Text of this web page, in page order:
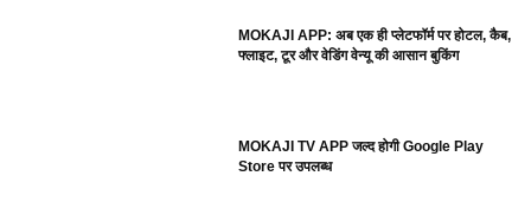
MOKAJI APP: अब एक ही प्लेटफॉर्म पर होटल, कैब,
फ्लाइट, टूर और वेडिंग वेन्यू की आसान बुकिंग
MOKAJI TV APP जल्द होगी Google Play
Store पर उपलब्ध